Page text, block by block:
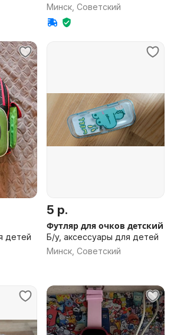
Минск, Советский
детей
5 р.
Футляр для очков детский
Б/у, аксессуары для детей
Минск, Советский